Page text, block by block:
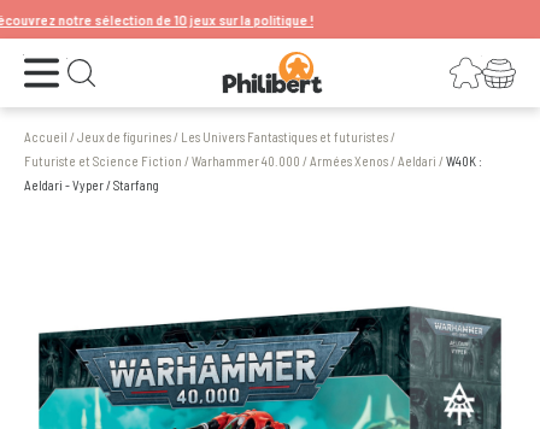
notre sélection de 10 jeux sur la politique !
Ouvrir le menu Ouvrir la recherche Connexion
Votre panier
Accueil /Jeux de figurines/ Les Univers Fantastiques et futuristes/
Futuriste et Science Fiction /Warhammer 40.000 /Armées Xenos/Aeldari /W40K :
Aeldari - Vyper / Starfang